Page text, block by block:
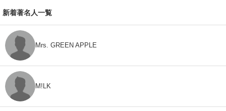
新着著名人一覧
Mrs. GREEN APPLE
M!LK